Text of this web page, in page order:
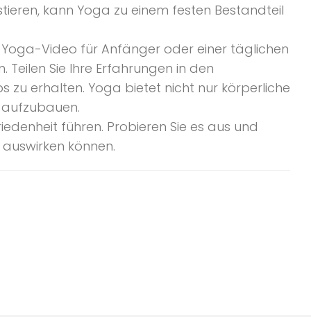
kann Yoga zu einem festen Bestandteil
Video für Anfänger oder einer täglichen
Sie Ihre Erfahrungen in den
zu erhalten. Yoga bietet nicht nur körperliche
führen. Probieren Sie es aus und
können.